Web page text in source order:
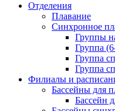
Отделения
Плавание
Синхронное
Группы
Группа
Группа
Группа
Филиалы и
Бассейны для
Бассейн